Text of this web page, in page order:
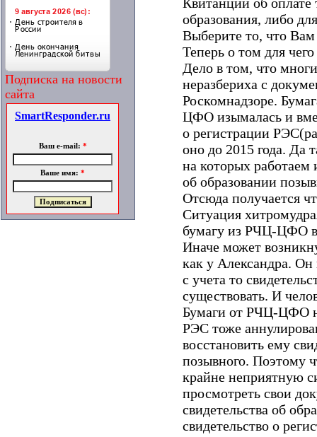
Подписка на новости
сайта
SmartResponder.ru
Ваш e-mail: *
Ваше имя: *
образования, либо
Выберите то, что
Теперь о том для
Дело в том, что
неразбериха с
Роскомнадзоре.
ЦФО изымалась и
о регистрации
оно до 2015 года. Да
на которых
об образовании
Отсюда получается
Ситуация
бумагу из РЧЦ-ЦФО
Иначе может
как у Александра. Он
с учета то
существовать. И
Бумаги от РЧЦ-ЦФО
РЭС тоже
восстановить ему
позывного. Поэтому
крайне неприятную
просмотреть свои
свидетельства об
свидетельство о